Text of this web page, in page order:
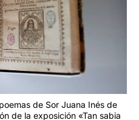
de Sor Juana Inés de
de la exposición «Tan sabia